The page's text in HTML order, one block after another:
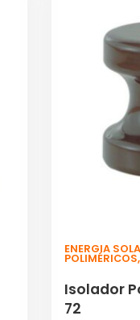
ENERGIA
POLIMÉRICOS,
Isolador
72